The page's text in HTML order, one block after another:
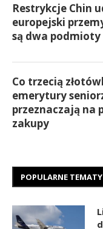
Restrykcje Chin
europejski
są dwa podmioty
Co trzecią
emerytury
przeznaczają na
zakupy
POPULARNE TEMATY